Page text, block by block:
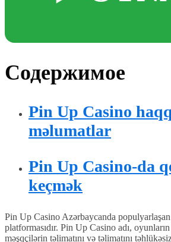
Содержимое
Pin Up Casino
məlumatlar
Pin Up Casino-da
keçmək
Pin Up Casino Azərbaycanda
platformasıdır. Pin Up Casino adı,
məşqçilərin təlimatını və təlimatını